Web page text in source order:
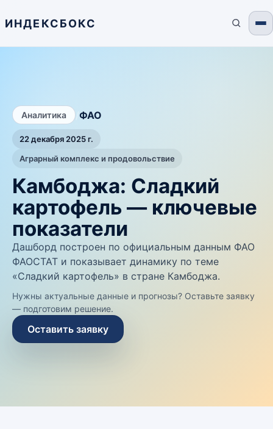
ИНДЕКСБОКС
Аналитика ФАО
22 декабря 2025 г.
Аграрный комплекс и продовольствие
Камбоджа: Сладкий
картофель — ключевые
показатели
Дашборд построен по официальным данным ФАО
ФАОСТАТ и показывает динамику по теме
«Сладкий картофель» в стране Камбоджа.
Нужны актуальные данные и прогнозы? Оставьте заявку
— подготовим решение.
Оставить заявку